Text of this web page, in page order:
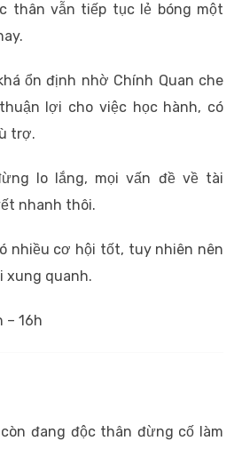
thân vẫn tiếp tục lẻ bóng một
ổn định nhờ Chính Quan che
lợi cho việc học hành, có
trợ.
lo lắng, mọi vấn đề về tài
nhanh thôi.
nhiều cơ hội tốt, tuy nhiên nên
xung quanh.
– 16h
đang độc thân đừng cố làm